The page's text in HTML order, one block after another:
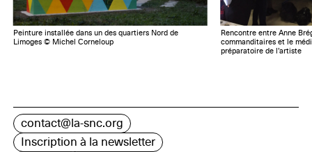
Peinture installée dans un des quartiers Nord de
Limoges © Michel Corneloup
Rencontre entre Anne
commanditaires et le
préparatoire de l’artiste
contact@la-snc.org
Inscription à la newsletter